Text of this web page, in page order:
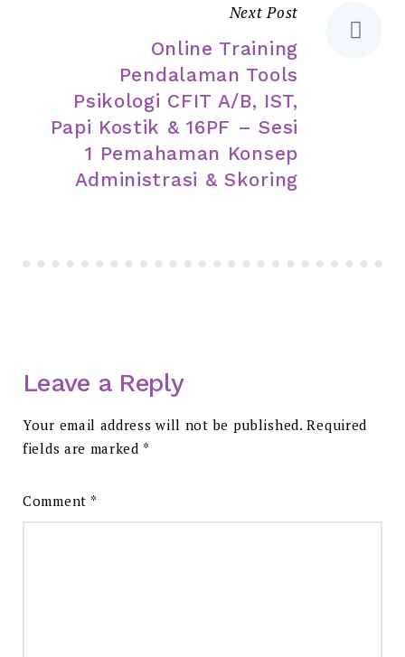
Next Post
Online Training
Pendalaman Tools
Psikologi CFIT A/B, IST,
Papi Kostik & 16PF – Sesi
1 Pemahaman Konsep
Administrasi & Skoring
Leave a Reply
Your email address will not be published. Required
fields are marked *
Comment *